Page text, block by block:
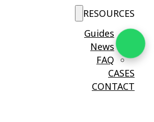
RESOURCES
Guides
News
FAQ
CASES
CONTACT